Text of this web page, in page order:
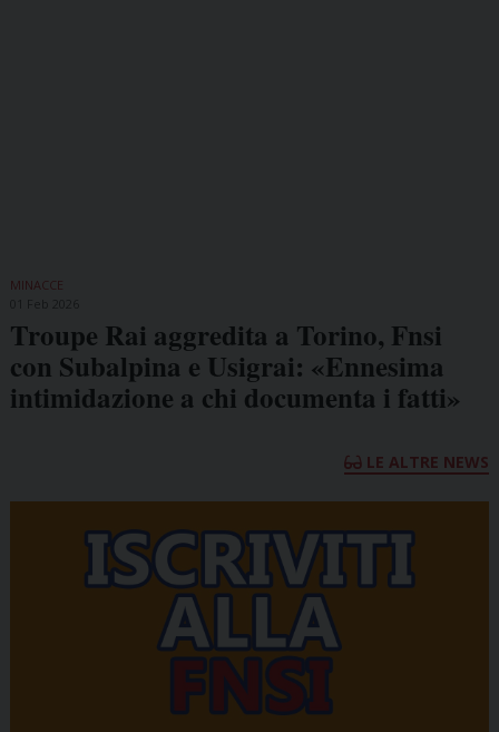
MINACCE
Troupe Rai aggredita a Torino, Fnsi
con Subalpina e Usigrai: «Ennesima
intimidazione a chi documenta i fatti»
LE ALTRE NEWS